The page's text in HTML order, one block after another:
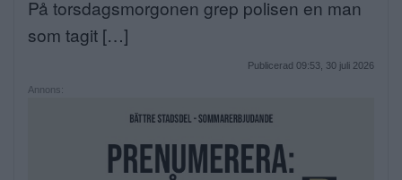
På torsdagsmorgonen grep polisen en man
som tagit […]
Publicerad 09:53, 30 juli 2026
Annons: